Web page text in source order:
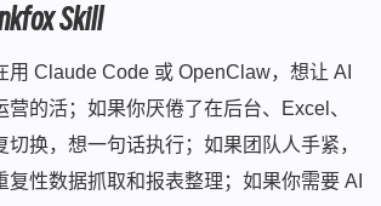
Skill
用 Claude Code 或 OpenClaw，想让 AI
营的活；如果你厌倦了在后台、Excel、
切换，想一句话执行；如果团队人手紧，
复性数据抓取和报表整理；如果你需要 AI